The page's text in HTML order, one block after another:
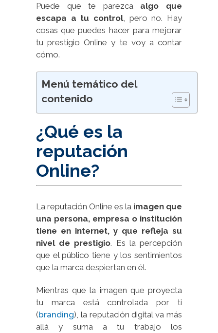
Puede que te parezca algo que
escapa a tu control, pero no. Hay
cosas que puedes hacer para mejorar
tu prestigio Online y te voy a contar
cómo.
Menú temático del
contenido
¿Qué es la
reputación
Online?
La reputación Online es la imagen que
una persona, empresa o institución
tiene en internet, y que refleja su
nivel de prestigio. Es la percepción
que el público tiene y los sentimientos
que la marca despiertan en él.
Mientras que la imagen que proyecta
tu marca está controlada por ti
(branding), la reputación digital va más
allá y suma a tu trabajo los